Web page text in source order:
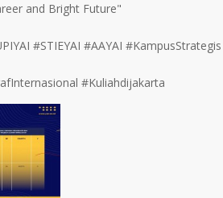
and Bright Future"
#STIEYAI #AAYAI
#Kuliahdijakarta